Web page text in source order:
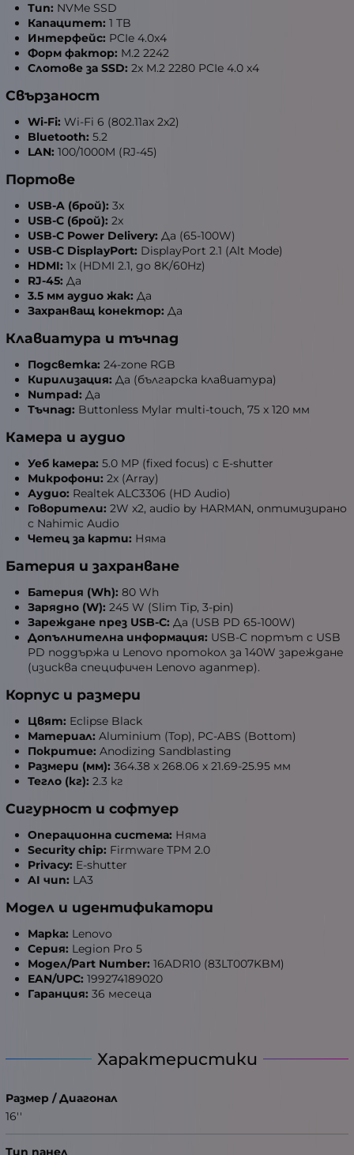
Тип: NVMe SSD
Капацитет: 1 TB
Интерфейс: PCIe 4.0x4
Форм фактор: M.2 2242
Слотове за SSD: 2x M.2 2280 PCIe 4.0 x4
Свързаност
Wi-Fi: Wi-Fi 6 (802.11ax 2x2)
Bluetooth: 5.2
LAN: 100/1000M (RJ-45)
Портове
USB-A (брой): 3x
USB-C (брой): 2x
USB-C Power Delivery: Да (65-100W)
USB-C DisplayPort: DisplayPort 2.1 (Alt Mode)
HDMI: 1x (HDMI 2.1, до 8K/60Hz)
RJ-45: Да
3.5 мм аудио жак: Да
Захранващ конектор: Да
Клавиатура и тъчпад
Подсветка: 24-zone RGB
Кирилизация: Да (българска клавиатура)
Numpad: Да
Тъчпад: Buttonless Mylar multi-touch, 75 x 120 мм
Камера и аудио
Уеб камера: 5.0 MP (fixed focus) с E-shutter
Микрофони: 2x (Array)
Аудио: Realtek ALC3306 (HD Audio)
Говорители: 2W x2, audio by HARMAN, оптимизирано
с Nahimic Audio
Четец за карти: Няма
Батерия и захранване
Батерия (Wh): 80 Wh
Зарядно (W): 245 W (Slim Tip, 3-pin)
Зареждане през USB-C: Да (USB PD 65-100W)
Допълнителна информация: USB-C портът с USB
PD поддържа и Lenovo протокол за 140W зареждане
(изисква специфичен Lenovo адаптер).
Корпус и размери
Цвят: Eclipse Black
Материал: Aluminium (Top), PC-ABS (Bottom)
Покритие: Anodizing Sandblasting
Размери (мм): 364.38 x 268.06 x 21.69-25.95 мм
Тегло (кг): 2.3 кг
Сигурност и софтуер
Операционна система: Няма
Security chip: Firmware TPM 2.0
Privacy: E-shutter
AI чип: LA3
Модел и идентификатори
Марка: Lenovo
Серия: Legion Pro 5
Модел/Part Number: 16ADR10 (83LT007KBM)
EAN/UPC: 199274189020
Гаранция: 36 месеца
Характеристики
Размер / Диагонал
16''
Тип панел